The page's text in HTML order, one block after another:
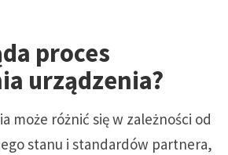
proces
urządzenia?
może różnić się w zależności od
stanu i standardów partnera,